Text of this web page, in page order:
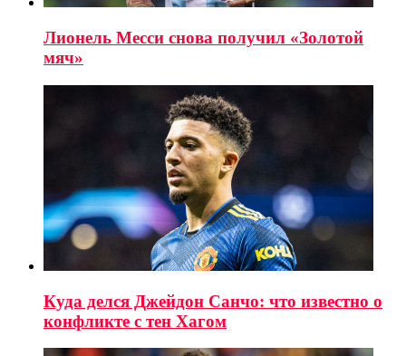
Лионель Месси снова получил «Золотой
мяч»
Куда делся Джейдон Санчо: что известно о
конфликте с тен Хагом